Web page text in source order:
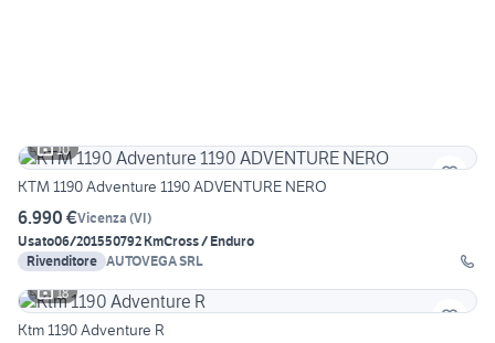
10
KTM 1190 Adventure 1190 ADVENTURE NERO
6.990 €Vicenza (VI)
Usato06/201550792 KmCross / Enduro
Rivenditore AUTOVEGA SRL
18
Ktm 1190 Adventure R